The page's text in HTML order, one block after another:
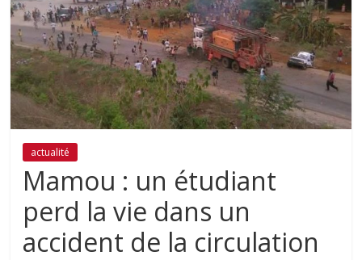
actualité
Mamou : un étudiant
perd la vie dans un
accident de la circulation